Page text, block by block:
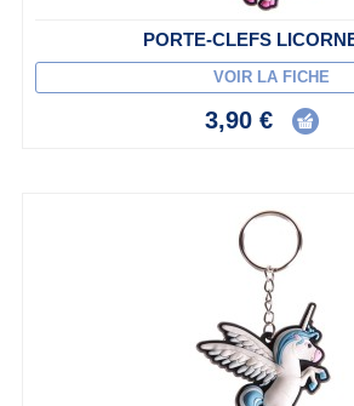
PORTE-CLEFS
VOIR LA FICHE
3,90 €